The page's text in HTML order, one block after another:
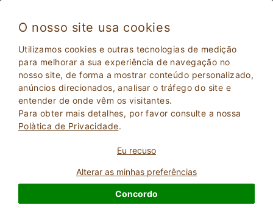
O nosso site usa cookies
Utilizamos cookies e outras tecnologias de medição
para melhorar a sua experiência de navegação no
nosso site, de forma a mostrar conteúdo personalizado,
anúncios direcionados, analisar o tráfego do site e
entender de onde vêm os visitantes.
Para obter mais detalhes, por favor consulte a nossa
Polà­tica de Privacidade.
Eu recuso
Alterar as minhas preferências
Concordo
Barolo 4144
Apartamentos em Vila
Cuneo
, Barolo (Mapa) 33 Lugares para dormir
PERGUNTE AO PROPRIETáRIO
RESERVAR
Excelente
9.4
Mais informações